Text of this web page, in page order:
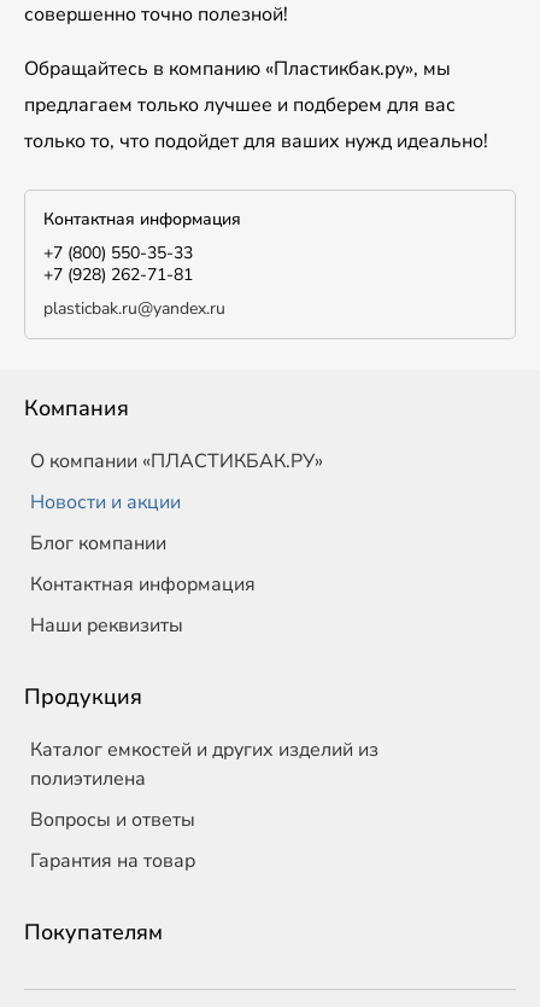
совершенно точно полезной!
Обращайтесь в компанию «Пластикбак.ру», мы
предлагаем только лучшее и подберем для вас
только то, что подойдет для ваших нужд идеально!
Контактная информация
+7 (800) 550-35-33
+7 (928) 262-71-81
plasticbak.ru@yandex.ru
Компания
О компании «ПЛАСТИКБАК.РУ»
Новости и акции
Блог компании
Контактная информация
Наши реквизиты
Продукция
Каталог емкостей и других изделий из
полиэтилена
Вопросы и ответы
Гарантия на товар
Покупателям